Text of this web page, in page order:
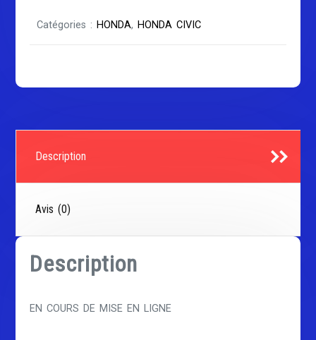
Catégories : HONDA, HONDA CIVIC
Description
Avis (0)
Description
EN COURS DE MISE EN LIGNE